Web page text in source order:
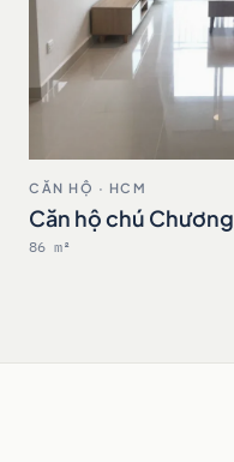
CĂN HỘ · HCM
Căn hộ chú Chương
86 m²